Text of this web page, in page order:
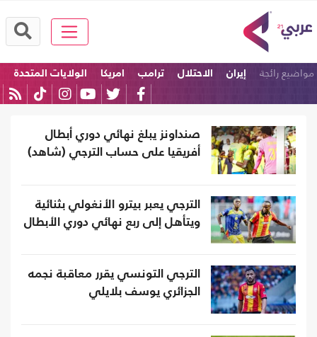
مواضيع رائجة إيران الاحتلال ترامب امريكا
الولايات المتحدة
صنداونز يبلغ نهائي دوري أبطال
أفريقيا على حساب الترجي (شاهد)
الترجي يعبر بيترو الأنغولي بثنائية
ويتأهل إلى ربع نهائي دوري الأبطال
الترجي التونسي يقرر معاقبة نجمه
الجزائري يوسف بلايلي